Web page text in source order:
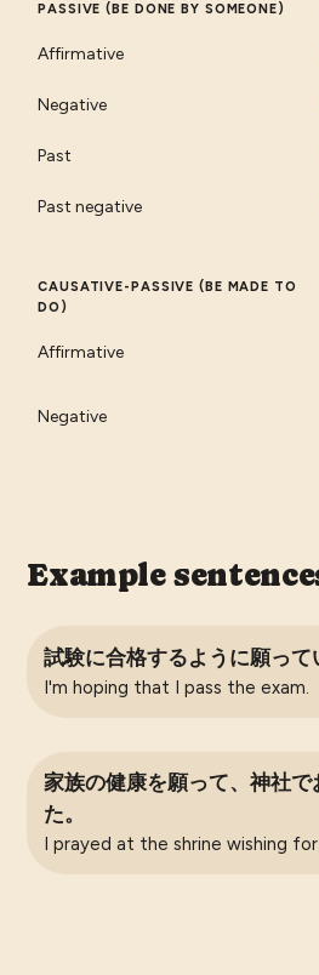
PASSIVE (BE DONE BY SOMEONE)
Affirmative
Negative
Past
Past negative
CAUSATIVE-PASSIVE (BE MADE TO
DO)
Affirmative
Negative
Example
試験に合格するように願って
I'm hoping that I pass the exam.
家族の健康を願って、神社で
た。
I prayed at the shrine wishing